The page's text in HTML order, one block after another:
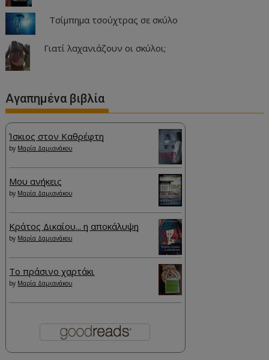
Τσίμπημα τσούχτρας σε σκύλο
Γιατί λαχανιάζουν οι σκύλοι;
Αγαπημένα βιβλία
Ίσκιος στον Καθρέφτη
by Μαρία Δαμιανάκου
Μου ανήκεις
by Μαρία Δαμιανάκου
Κράτος Δικαίου... η αποκάλυψη
by Μαρία Δαμιανάκου
Το πράσινο χαρτάκι
by Μαρία Δαμιανάκου